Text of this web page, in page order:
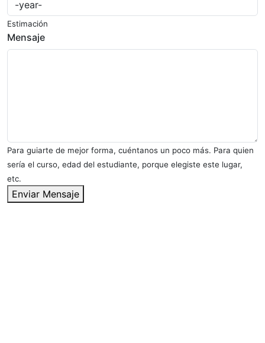
Estimación
Mensaje
Para guiarte de mejor forma, cuéntanos un poco más. Para quien
sería el curso, edad del estudiante, porque elegiste este lugar,
etc.
Enviar Mensaje